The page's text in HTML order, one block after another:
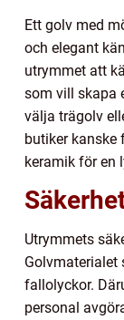
Ett golv med
och elegant
utrymmet att
som vill skapa
välja trägolv
butiker kanske
keramik för en
Utrymmets
Golvmaterialet
fallolyckor.
personal